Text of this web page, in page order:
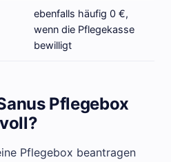
ebenfalls häufig 0 €,
wenn die Pflegekasse
bewilligt
Pflegebox
Pflegebox beantragen